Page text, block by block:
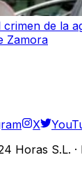
crimen de la
Zamora
X
Horas S.L. ·